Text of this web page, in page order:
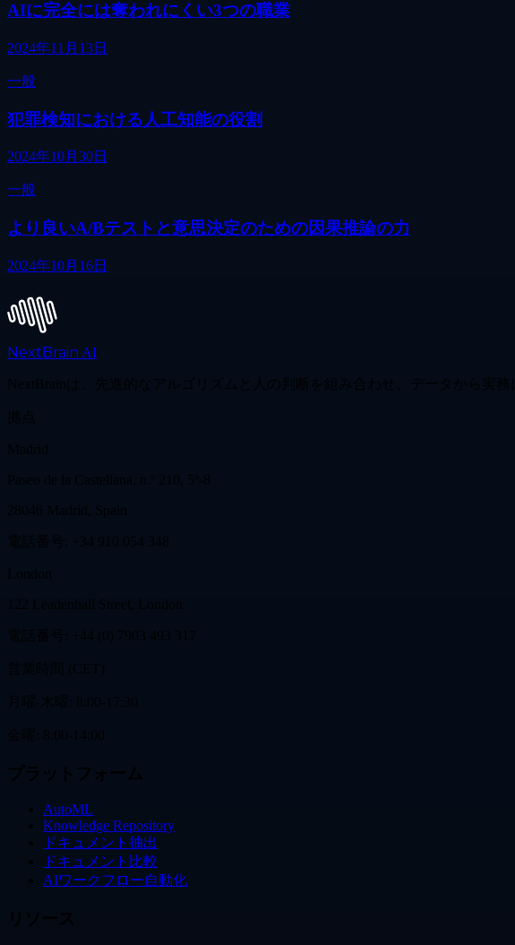
AIに完全には奪われにくい3つの職業
2024年11月13日
一般
犯罪検知における人工知能の役割
2024年10月30日
一般
より良いA/Bテストと意思決定のための因果推論の力
2024年10月16日
NextBrain AI
NextBrainは、先進的なアルゴリズムと人の判断を組み合わせ、データから実
AutoML
Knowledge Repository
ドキュメント抽出
ドキュメント比較
AIワークフロー自動化